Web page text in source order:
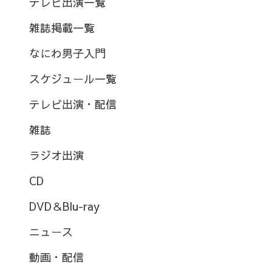
雑誌掲載一覧
なにわ男子入門
スケジュール一覧
テレビ出演・配信
雑誌
ラジオ出演
CD
DVD＆Blu-ray
ニュース
動画・配信